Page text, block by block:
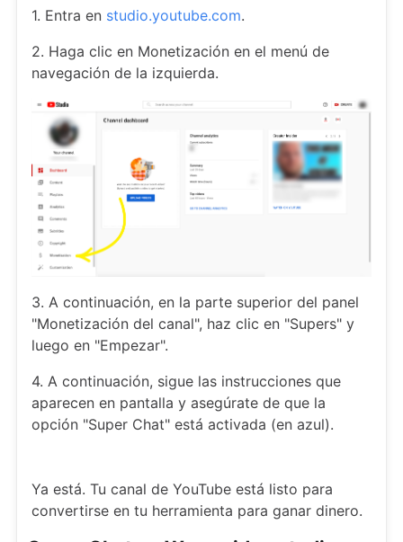
1. Entra en studio.youtube.com.
2. Haga clic en Monetización en el menú de
navegación de la izquierda.
3. A continuación, en la parte superior del panel
"Monetización del canal", haz clic en "Supers" y
luego en "Empezar".
4. A continuación, sigue las instrucciones que
aparecen en pantalla y asegúrate de que la
opción "Super Chat" está activada (en azul).
Ya está. Tu canal de YouTube está listo para
convertirse en tu herramienta para ganar dinero.